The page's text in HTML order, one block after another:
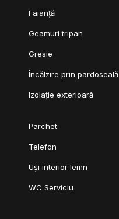
Faianță
Geamuri tripan
Gresie
Încălzire prin pardoseală
Izolație exterioară
Parchet
Telefon
Uși interior lemn
WC Serviciu